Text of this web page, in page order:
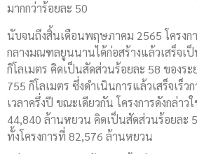
มากกว่าร้อยละ 50
นับจนถึงสิ้นเดือนพฤษภาคม 2565 โครง
กลางมณฑลยูนนานได้ก่อสร้างแล้วเสร็จเ
กิโลเมตร คิดเป็นสัดส่วนร้อยละ 58 ของร
755 กิโลเมตร ซึ่งดำเนินการแล้วเสร็จเร็ว
เวลาครึ่งปี ขณะเดียวกัน โครงการดังกล่า
44,840 ล้านหยวน คิดเป็นสัดส่วนร้อยละ
ทั้งโครงการที่ 82,576 ล้านหยวน